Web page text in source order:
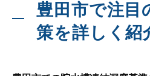
豊田市で注目
策を詳しく紹